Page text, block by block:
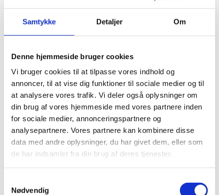
Samtykke Detaljer Om
Denne hjemmeside bruger cookies
Vi bruger cookies til at tilpasse vores indhold og
annoncer, til at vise dig funktioner til sociale medier og til
at analysere vores trafik. Vi deler også oplysninger om
din brug af vores hjemmeside med vores partnere inden
for sociale medier, annonceringspartnere og
analysepartnere. Vores partnere kan kombinere disse
data med andre oplysninger, du har givet dem, eller som
de har indsamlet fra din brug af deres tjenester.
Nødvendig